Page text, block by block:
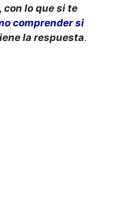
con lo que si te
comprender si
la respuesta.